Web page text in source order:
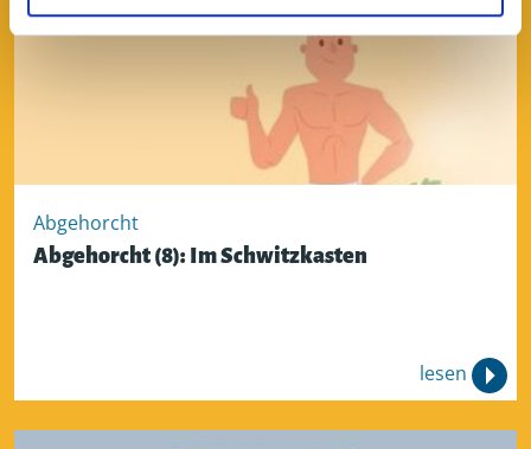
Abgehorcht
Abgehorcht (8): Im Schwitzkasten
lesen